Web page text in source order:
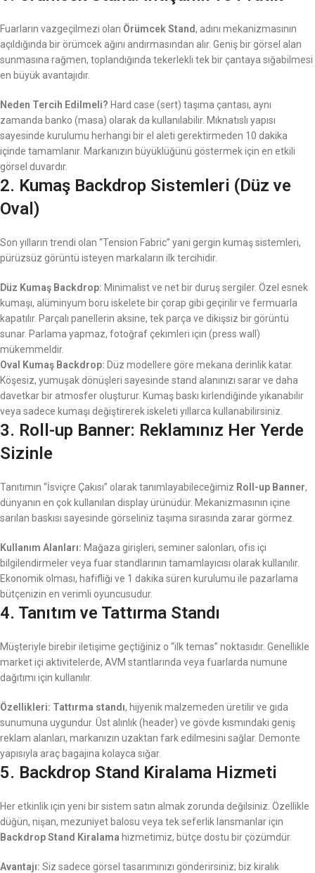
Fuarların vazgeçilmezi olan Örümcek Stand, adını mekanizmasının
açıldığında bir örümcek ağını andırmasından alır. Geniş bir görsel alan
sunmasına rağmen, toplandığında tekerlekli tek bir çantaya sığabilmesi
en büyük avantajıdır.
Neden Tercih Edilmeli? Hard case (sert) taşıma çantası, aynı
zamanda banko (masa) olarak da kullanılabilir. Mıknatıslı yapısı
sayesinde kurulumu herhangi bir el aleti gerektirmeden 10 dakika
içinde tamamlanır. Markanızın büyüklüğünü göstermek için en etkili
görsel duvardır.
2. Kumaş Backdrop Sistemleri (Düz ve
Oval)
Son yılların trendi olan “Tension Fabric” yani gergin kumaş sistemleri,
pürüzsüz görüntü isteyen markaların ilk tercihidir.
Düz Kumaş Backdrop: Minimalist ve net bir duruş sergiler. Özel esnek
kumaşı, alüminyum boru iskelete bir çorap gibi geçirilir ve fermuarla
kapatılır. Parçalı panellerin aksine, tek parça ve dikişsiz bir görüntü
sunar. Parlama yapmaz, fotoğraf çekimleri için (press wall)
mükemmeldir.
Oval Kumaş Backdrop: Düz modellere göre mekana derinlik katar.
Köşesiz, yumuşak dönüşleri sayesinde stand alanınızı sarar ve daha
davetkar bir atmosfer oluşturur. Kumaş baskı kirlendiğinde yıkanabilir
veya sadece kumaşı değiştirerek iskeleti yıllarca kullanabilirsiniz.
3. Roll-up Banner: Reklamınız Her Yerde
Sizinle
Tanıtımın “İsviçre Çakısı” olarak tanımlayabileceğimiz Roll-up Banner,
dünyanın en çok kullanılan display ürünüdür. Mekanizmasının içine
sarılan baskısı sayesinde görseliniz taşıma sırasında zarar görmez.
Kullanım Alanları: Mağaza girişleri, seminer salonları, ofis içi
bilgilendirmeler veya fuar standlarının tamamlayıcısı olarak kullanılır.
Ekonomik olması, hafifliği ve 1 dakika süren kurulumu ile pazarlama
bütçenizin en verimli oyuncusudur.
4. Tanıtım ve Tattırma Standı
Müşteriyle birebir iletişime geçtiğiniz o “ilk temas” noktasıdır. Genellikle
market içi aktivitelerde, AVM stantlarında veya fuarlarda numune
dağıtımı için kullanılır.
Özellikleri: Tattırma standı, hijyenik malzemeden üretilir ve gıda
sunumuna uygundur. Üst alınlık (header) ve gövde kısmındaki geniş
reklam alanları, markanızın uzaktan fark edilmesini sağlar. Demonte
yapısıyla araç bagajına kolayca sığar.
5. Backdrop Stand Kiralama Hizmeti
Her etkinlik için yeni bir sistem satın almak zorunda değilsiniz. Özellikle
düğün, nişan, mezuniyet balosu veya tek seferlik lansmanlar için
Backdrop Stand Kiralama hizmetimiz, bütçe dostu bir çözümdür.
Avantajı: Siz sadece görsel tasarımınızı gönderirsiniz; biz kiralık